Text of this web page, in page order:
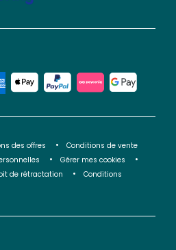
des offres
Conditions de vente
Gérer mes cookies
de rétractation
Conditions